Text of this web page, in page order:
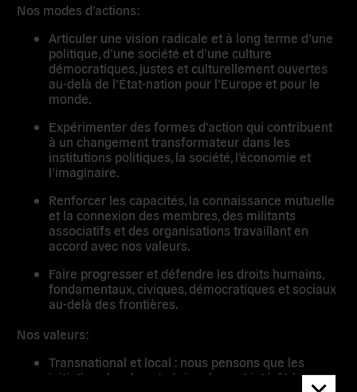
Nos modes d’actions:
Articuler une vision radicale et à long terme d’une
politique, d’une société et d’une culture
démocratiques, justes et culturellement ouvertes
au-delà de l’État-nation pour l’Europe et pour le
monde.
Expérimenter des formes d’action qui contribuent
à un changement transformateur dans les
institutions politiques, la société, l’économie et
l’imaginaire.
Renforcer les capacités, la connaissance mutuelle
et la connexion des membres, des militants
associatifs et des organisations travaillant en
accord avec nos valeurs.
Faire progresser et défendre les droits humains,
fondamentaux, civiques, démocratiques et sociaux
au-delà des frontières.
Nos valeurs:
Transnational et local : nous pensons que les
initiatives locales et régionales ont intérêt à